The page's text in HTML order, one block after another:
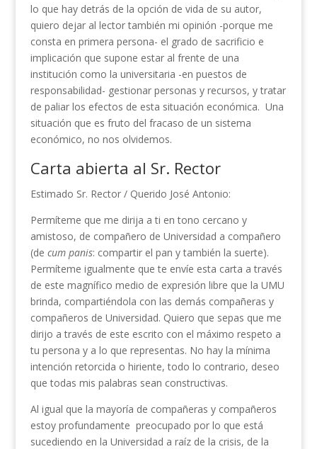
lo que hay detrás de la opción de vida de su autor,
quiero dejar al lector también mi opinión -porque me
consta en primera persona- el grado de sacrificio e
implicación que supone estar al frente de una
institución como la universitaria -en puestos de
responsabilidad- gestionar personas y recursos, y tratar
de paliar los efectos de esta situación económica. Una
situación que es fruto del fracaso de un sistema
económico, no nos olvidemos.
Carta abierta al Sr. Rector
Estimado Sr. Rector / Querido José Antonio:
Permíteme que me dirija a ti en tono cercano y
amistoso, de compañero de Universidad a compañero
(de cum panis: compartir el pan y también la suerte).
Permíteme igualmente que te envíe esta carta a través
de este magnífico medio de expresión libre que la UMU
brinda, compartiéndola con las demás compañeras y
compañeros de Universidad. Quiero que sepas que me
dirijo a través de este escrito con el máximo respeto a
tu persona y a lo que representas. No hay la mínima
intención retorcida o hiriente, todo lo contrario, deseo
que todas mis palabras sean constructivas.
Al igual que la mayoría de compañeras y compañeros
estoy profundamente preocupado por lo que está
sucediendo en la Universidad a raíz de la crisis, de la